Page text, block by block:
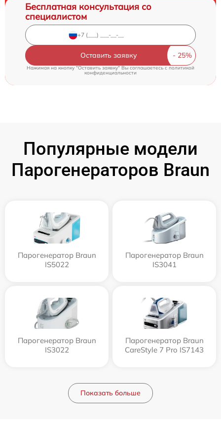
Бесплатная консультация со
специалистом
Оставить заявку
Нажимая на кнопку "Оставить заявку" Вы соглашаетесь cполитикой
конфиденциальности
Популярные модели
Парогенераторов Braun
Парогенератор Braun
IS5022
Парогенератор Braun
IS3041
Парогенератор Braun
IS3022
Парогенератор Braun
CareStyle 7 Pro IS7143
Показать больше